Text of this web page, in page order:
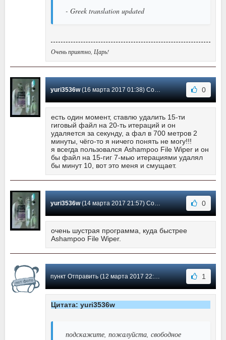
- Greek translation updated
Очень приятно, Царь!
yuri3536w(16 марта 2017 01:38) Сообщение #45 0
есть один момент, ставлю удалить 15-ти
гиговый файл на 20-ть итераций и он
удаляется за секунду, а фал в 700 метров 2
минуты, чёго-то я ничего понять не могу!!!
я всегда пользовался Ashampoo File Wiper и он
бы файл на 15-гиг 7-мью итерациями удалял
бы минут 10, вот это меня и смущает.
yuri3536w(14 марта 2017 21:57) Сообщение #44 0
очень шустрая программа, куда быстрее
Ashampoo File Wiper.
пункт Отправить (12 марта 2017 22:40) Сообщение #43 1
Цитата: yuri3536w
подскажите, пожалуйста, свободное